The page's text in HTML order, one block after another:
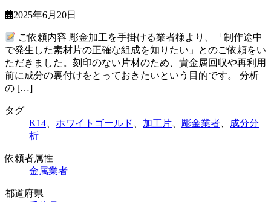
2025年6月20日
ご依頼内容 彫金加工を手掛ける業者様より、「制作途中
で発生した素材片の正確な組成を知りたい」とのご依頼をい
ただきました。刻印のない片材のため、貴金属回収や再利用
前に成分の裏付けをとっておきたいという目的です。 分析
の […]
タグ
K14
ホワイトゴールド 加工片 彫金業者
成分分
析
依頼者属性
金属業者
都道府県